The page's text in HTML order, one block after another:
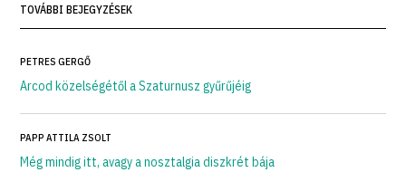
TOVÁBBI BEJEGYZÉSEK
PETRES GERGŐ
Arcod közelségétől a Szaturnusz gyűrűjéig
PAPP ATTILA ZSOLT
Még mindig itt, avagy a nosztalgia diszkrét bája